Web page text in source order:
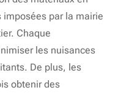
par la mairie
Chaque
les nuisances
De plus, les
obtenir des